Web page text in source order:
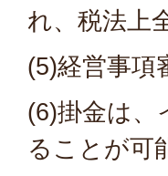
れ、税法上
(5)経営事項
(6)掛金は、
ることが可